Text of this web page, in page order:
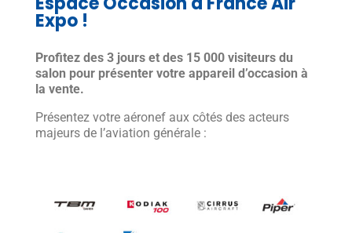
Expo !
Profitez des 3 jours et des 15 000 visiteurs du
salon pour présenter votre appareil d’occasion à
la vente.
Présentez votre aéronef aux côtés des acteurs
majeurs de l’aviation générale :